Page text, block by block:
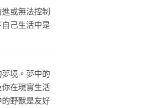
或無法控制
己生活中是
境。夢中的
在現實生活
野獸是友好